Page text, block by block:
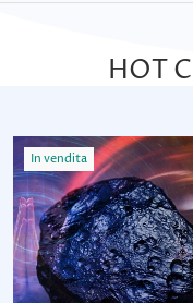
HOT
In vendita